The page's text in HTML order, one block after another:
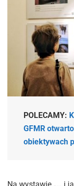
POLECAMY:
GFMR
obiektywach
Na wystawie „… i